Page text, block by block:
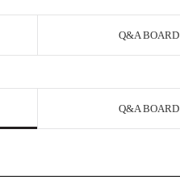
Q&A BOARD
Q&A BOARD